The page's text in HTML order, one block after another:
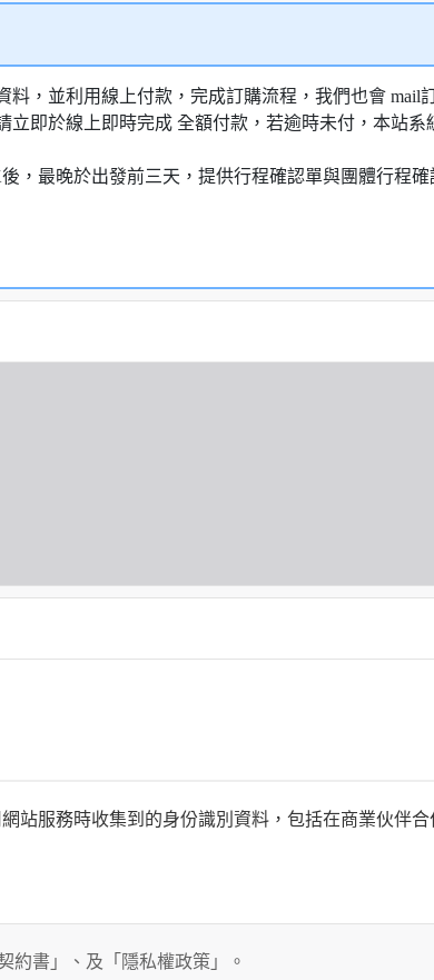
，並利用線上付款，完成訂購流程，我們也會 mail
即於線上即時完成 全額付款，若逾時未付，本站系
，最晚於出發前三天，提供行程確認單與團體行程
站服務時收集到的身份識別資料，包括在商業伙伴
集您個人的資料。對於您主動提供的個人資訊，這些
約書」、及「隱私權政策」。